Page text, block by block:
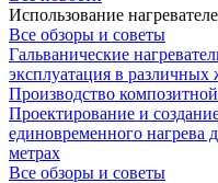
Использование
Все обзоры и советы
Гальванические
эксплуатация в различных
Производство
Проектирование и
единовременного нагрева
метрах
Все обзоры и советы